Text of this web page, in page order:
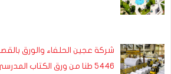
شركة عجين الحلفاء والورق
5446 طنا من ورق الكتاب المدرسي وتؤمّن كامل…